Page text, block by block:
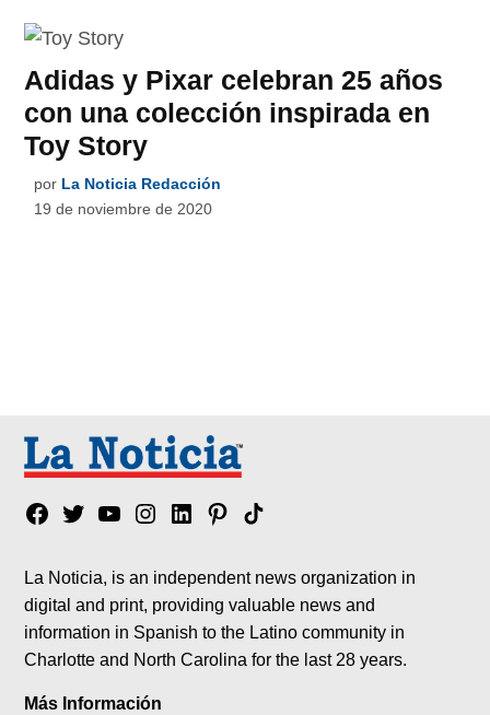
Adidas y Pixar celebran 25 años
con una colección inspirada en
Toy Story
por La Noticia Redacción
19 de noviembre de 2020
Facebook
TwitterYouTubeInstagram
LinkedinPinterest
Tik
La Noticia, is an independent news organization in
digital and print, providing valuable news and
information in Spanish to the Latino community in
Charlotte and North Carolina for the last 28 years.
Más Información